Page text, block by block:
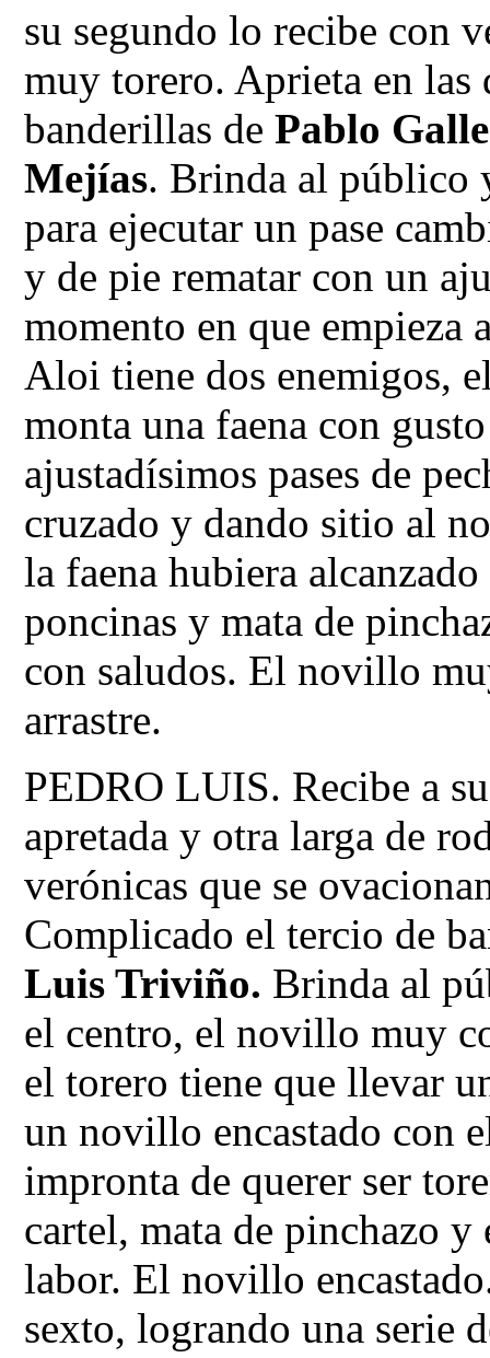
su segundo lo recibe con
muy torero. Aprieta en las
banderillas dePablo
Mejías. Brinda al público
para ejecutar un pase
y de pie rematar con un
momento en que
Aloi tiene dos enemigos,
monta una faena con
ajustadísimos pases de
cruzado y dando sitio al
la faena hubiera
poncinas y mata de
con saludos. El novillo
arrastre.
PEDRO LUIS. Recibe a
apretada y otra larga de
verónicas que se
Complicado el tercio de
Luis Triviño. Brinda al
el centro, el novillo muy
el torero tiene que llevar
un novillo encastado con
impronta de querer ser
cartel, mata de pinchazo y
labor. El novillo
sexto, logrando una serie